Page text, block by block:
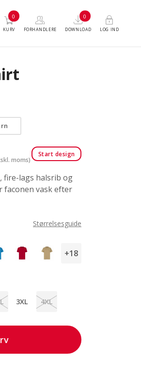
KURV
0
FORHANDLERE DOWNLOAD
0
LOG IND
moms)
Start design
fire-lags halsrib og
faconen vask efter
Størrelsesguide
+18
3XL 4XL